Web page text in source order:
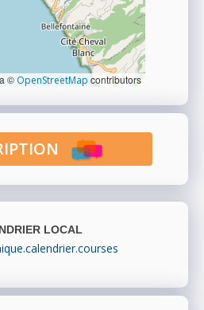
© OpenStreetMap contributors
LOCAL